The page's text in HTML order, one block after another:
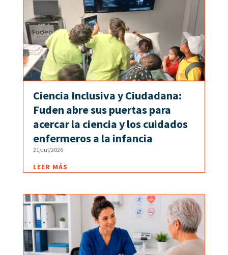
Ciencia Inclusiva y Ciudadana:
Fuden abre sus puertas para
acercar la ciencia y los cuidados
enfermeros a la infancia
21/Jul/2026
LEER MÁS